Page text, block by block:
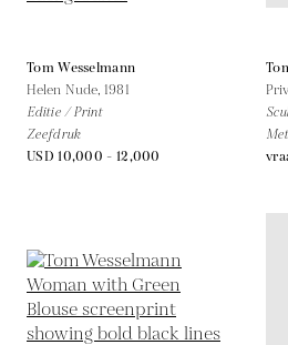
Tom Wesselmann
Helen Nude,1981
Editie / Print
Zeefdruk
USD 10,000 - 12,000